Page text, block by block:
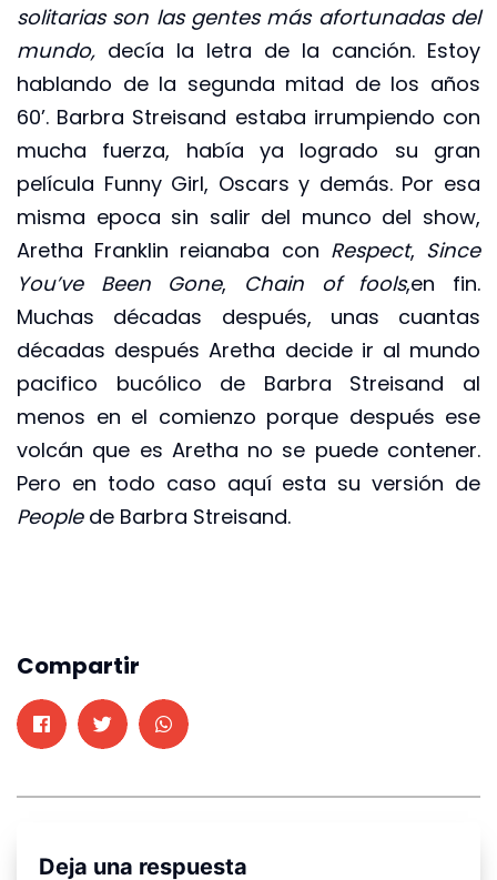
solitarias son las gentes más afortunadas del
mundo, decía la letra de la canción. Estoy
hablando de la segunda mitad de los años
60’. Barbra Streisand estaba irrumpiendo con
mucha fuerza, había ya logrado su gran
película Funny Girl, Oscars y demás. Por esa
misma epoca sin salir del munco del show,
Aretha Franklin reianaba con Respect, Since
You’ve Been Gone, Chain of fools,en fin.
Muchas décadas después, unas cuantas
décadas después Aretha decide ir al mundo
pacifico bucólico de Barbra Streisand al
menos en el comienzo porque después ese
volcán que es Aretha no se puede contener.
Pero en todo caso aquí esta su versión de
Peoplede Barbra Streisand.
Compartir
Deja una respuesta